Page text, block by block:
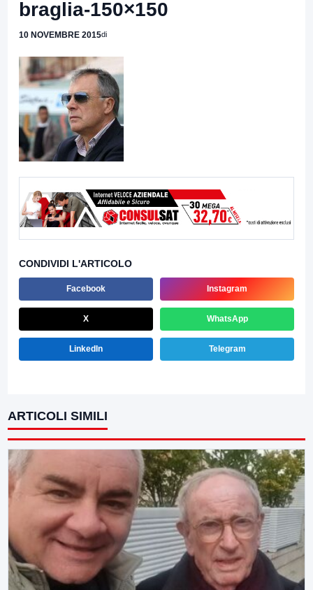
braglia-150×150
10 NOVEMBRE 2015di
CONDIVIDI L'ARTICOLO
Facebook Instagram
X WhatsApp
LinkedIn Telegram
ARTICOLI SIMILI